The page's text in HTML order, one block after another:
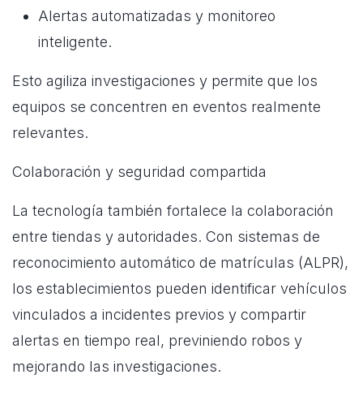
Alertas automatizadas y monitoreo
inteligente.
Esto agiliza investigaciones y permite que los
equipos se concentren en eventos realmente
relevantes.
Colaboración y seguridad compartida
La tecnología también fortalece la colaboración
entre tiendas y autoridades. Con sistemas de
reconocimiento automático de matrículas (ALPR),
los establecimientos pueden identificar vehículos
vinculados a incidentes previos y compartir
alertas en tiempo real, previniendo robos y
mejorando las investigaciones.